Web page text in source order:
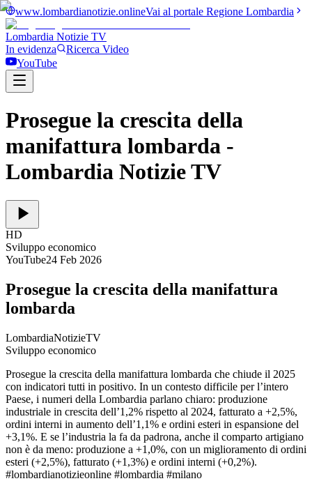
www.lombardianotizie.onlineVai al portale Regione Lombardia
Lombardia Notizie TV
In evidenza
Ricerca Video
YouTube
Prosegue la crescita della
manifattura lombarda -
Lombardia Notizie TV
HD
Sviluppo economico
YouTube24 Feb 2026
Prosegue la crescita della manifattura
lombarda
LombardiaNotizieTV
Sviluppo economico
Prosegue la crescita della manifattura lombarda che chiude il 2025
con indicatori tutti in positivo. In un contesto difficile per l’intero
Paese, i numeri della Lombardia parlano chiaro: produzione
industriale in crescita dell’1,2% rispetto al 2024, fatturato a +2,5%,
ordini interni in aumento dell’1,1% e ordini esteri in espansione del
+3,1%. E se l’industria la fa da padrona, anche il comparto artigiano
non è da meno: produzione a +1,0%, con un miglioramento di ordini
esteri (+2,5%), fatturato (+1,3%) e ordini interni (+0,2%).
#lombardianotizieonline #lombardia #milano